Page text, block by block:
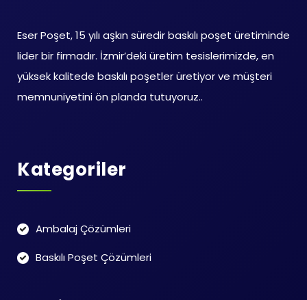
Eser Poşet, 15 yılı aşkın süredir baskılı poşet üretiminde
lider bir firmadır. İzmir’deki üretim tesislerimizde, en
yüksek kalitede baskılı poşetler üretiyor ve müşteri
memnuniyetini ön planda tutuyoruz..
Kategoriler
Ambalaj Çözümleri
Baskılı Poşet Çözümleri